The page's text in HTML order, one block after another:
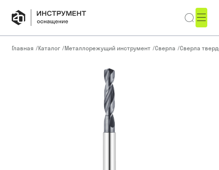
Главная /Каталог /Металлорежущий инструмент /Сверла /Сверла